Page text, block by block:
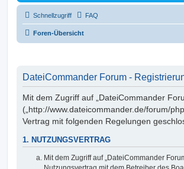
Schnellzugriff FAQ
Foren-Übersicht
DateiCommander Forum -
Mit dem Zugriff auf „DateiCommander
(„http://www.dateicommander.de/forum/
Vertrag mit folgenden Regelungen
1. NUTZUNGSVERTRAG
Mit dem Zugriff auf „DateiCommander